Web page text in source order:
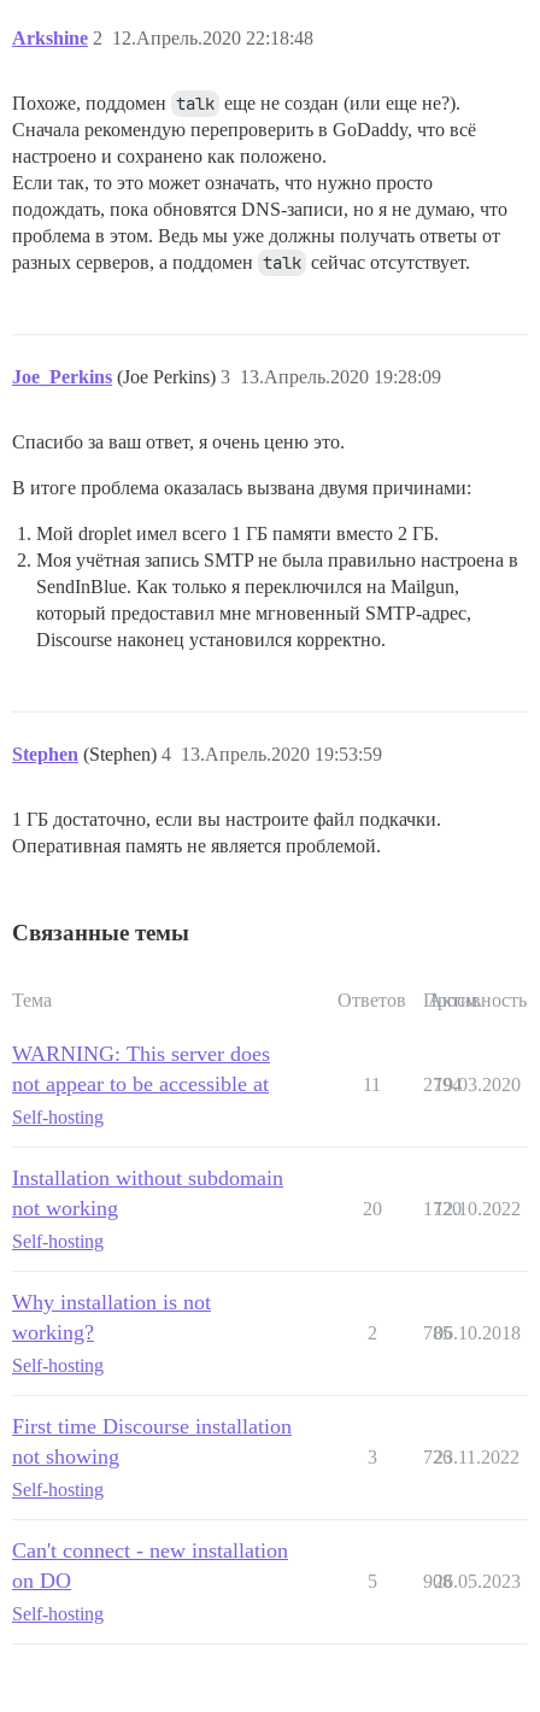
Arkshine 12.Апрель.2020 22:18:48
2
Похоже, поддомен talk еще не создан (или еще не?).
Сначала рекомендую перепроверить в GoDaddy, что всё
настроено и сохранено как положено.
Если так, то это может означать, что нужно просто
подождать, пока обновятся DNS-записи, но я не думаю, что
проблема в этом. Ведь мы уже должны получать ответы от
разных серверов, а поддомен talk сейчас отсутствует.
Joe_Perkins (Joe Perkins) 13.Апрель.2020 19:28:09
3
Спасибо за ваш ответ, я очень ценю это.
В итоге проблема оказалась вызвана двумя причинами:
Мой droplet имел всего 1 ГБ памяти вместо 2 ГБ.
Моя учётная запись SMTP не была правильно настроена в
SendInBlue. Как только я переключился на Mailgun,
который предоставил мне мгновенный SMTP-адрес,
Discourse наконец установился корректно.
Stephen (Stephen) 13.Апрель.2020 19:53:59
4
1 ГБ достаточно, если вы настроите файл подкачки.
Оперативная память не является проблемой.
Связанные темы
Тема Ответов Просм.
Активность
WARNING: This server does
not appear to be accessible at
Self-hosting
11 2794
19.03.2020
Installation without subdomain
not working
Self-hosting
20 1720
12.10.2022
Why installation is not
working?
Self-hosting
2 785
06.10.2018
First time Discourse installation
not showing
Self-hosting
3 726
23.11.2022
Can't connect - new installation
on DO
Self-hosting
5 908
26.05.2023